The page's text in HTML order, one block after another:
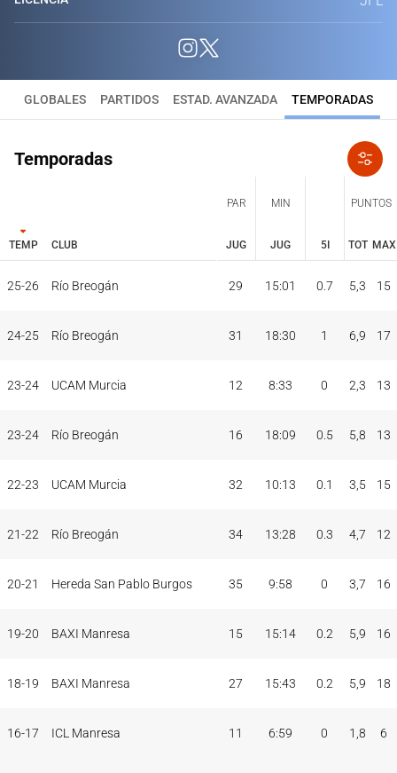
GLOBALES PARTIDOS ESTAD. AVANZADA TEMPORADAS
Temporadas
TEMP CLUB
PAR MIN
5I
PUNTOS
JUG JUG TOT MAX
TEMP CLUB
PAR MIN
5I
PUNTOS
25-26 Río Breogán 29 15:01 0.7 5,3 15
24-25 Río Breogán 31 18:30 1 6,9 17
23-24 UCAM Murcia 12 8:33 0 2,3 13
23-24 Río Breogán 16 18:09 0.5 5,8 13
22-23 UCAM Murcia 32 10:13 0.1 3,5 15
21-22 Río Breogán 34 13:28 0.3 4,7 12
20-21 Hereda San Pablo Burgos 35 9:58 0 3,7 16
19-20 BAXI Manresa 15 15:14 0.2 5,9 16
18-19 BAXI Manresa 27 15:43 0.2 5,9 18
16-17 ICL Manresa 11 6:59 0 1,8 6